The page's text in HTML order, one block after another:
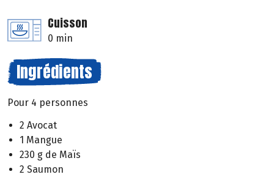
Cuisson
0 min
Ingrédients
Pour 4 personnes
2 Avocat
1 Mangue
230 g de Maïs
2 Saumon